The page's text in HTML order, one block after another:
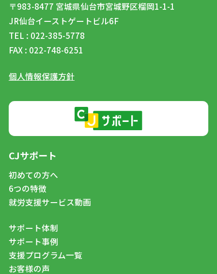
〒983-8477 宮城県仙台市宮城野区榴岡1-1-1
JR仙台イーストゲートビル6F
TEL : 022-385-5778
FAX : 022-748-6251
個人情報保護方針
CJサポート
初めての方へ
6つの特徴
就労支援サービス動画
サポート体制
サポート事例
支援プログラム一覧
お客様の声